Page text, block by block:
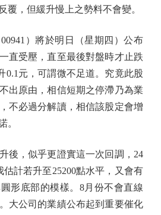
覆，但緩升慢上之勢料不會變。
）將於明日（星期四）公布
直受壓，直至最後對盤時才止跌
0.1元，可謂微不足道。究竟此股
出原由，相信短期之停滯乃為業
不必過分解讀，相信該股定會增
。
，似乎更證實這一次回調，24
估計若升至25200點水平，又會有
形底部的模樣。8月份不會直線
大公司的業績公布起到重要催化